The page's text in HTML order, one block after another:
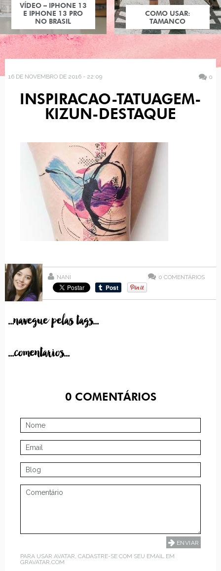
VÍDEO – IPHONE 13
E IPHONE 13 PRO
NO BRASIL
COMO USAR:
TAMANCO
16 DE NOVEMBRO DE 2016 - 22:09 0
INSPIRACAO-TATUAGEM-
KIZUN-DESTAQUE
NANI 0 COMENTÁRIOS
...navegue pelas tags...
...comentarios...
0COMENTÁRIOS
PARA USAR AVATAR, CADASTRE-SE COM SEU EMAIL EM
GRAVATAR.COM